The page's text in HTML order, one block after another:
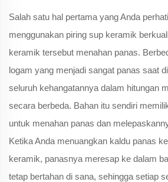
Salah satu hal pertama yang Anda
menggunakan piring sup keramik
keramik tersebut menahan panas.
logam yang menjadi sangat panas saat
seluruh kehangatannya dalam hitungan
secara berbeda. Bahan itu sendiri
untuk menahan panas dan
Ketika Anda menuangkan kaldu panas
keramik, panasnya meresap ke dalam
tetap bertahan di sana, sehingga setiap